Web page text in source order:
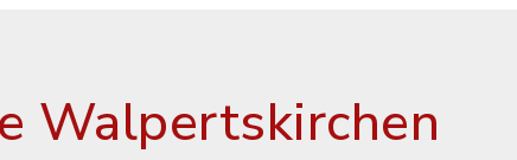
Walpertskirchen